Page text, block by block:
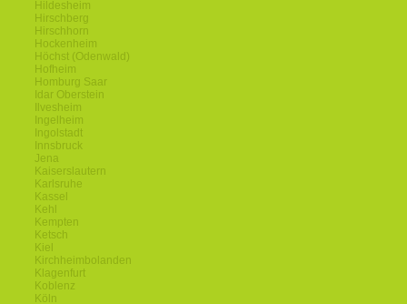
Hildesheim
Hirschberg
Hirschhorn
Hockenheim
Höchst (Odenwald)
Hofheim
Homburg Saar
Idar Oberstein
Ilvesheim
Ingelheim
Ingolstadt
Innsbruck
Jena
Kaiserslautern
Karlsruhe
Kassel
Kehl
Kempten
Ketsch
Kiel
Kirchheimbolanden
Klagenfurt
Koblenz
Köln